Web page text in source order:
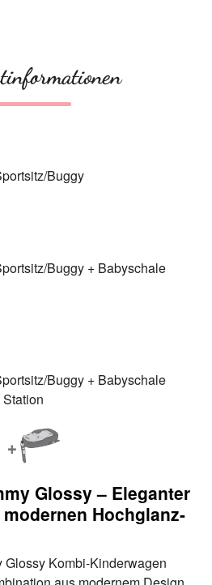
Buggy
Buggy + Babyschale
Buggy + Babyschale
Glossy – Eleganter
Hochglanz-
Glossy Kombi-Kinderwagen